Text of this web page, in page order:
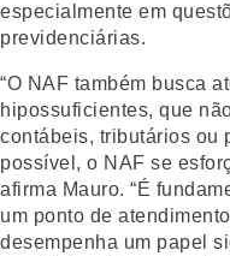
especialmente em
previdenciárias.
“O NAF também busca
hipossuficientes, que
contábeis, tributários ou
possível, o NAF se
afirma Mauro. “É
um ponto de
desempenha um papel